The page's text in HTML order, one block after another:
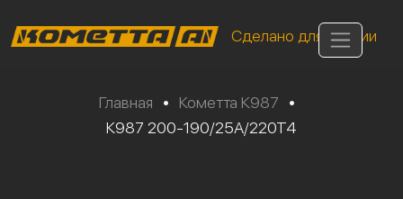
Сделано для России
Главная • Кометта К987
•
К987 200-190/25А/220Т4